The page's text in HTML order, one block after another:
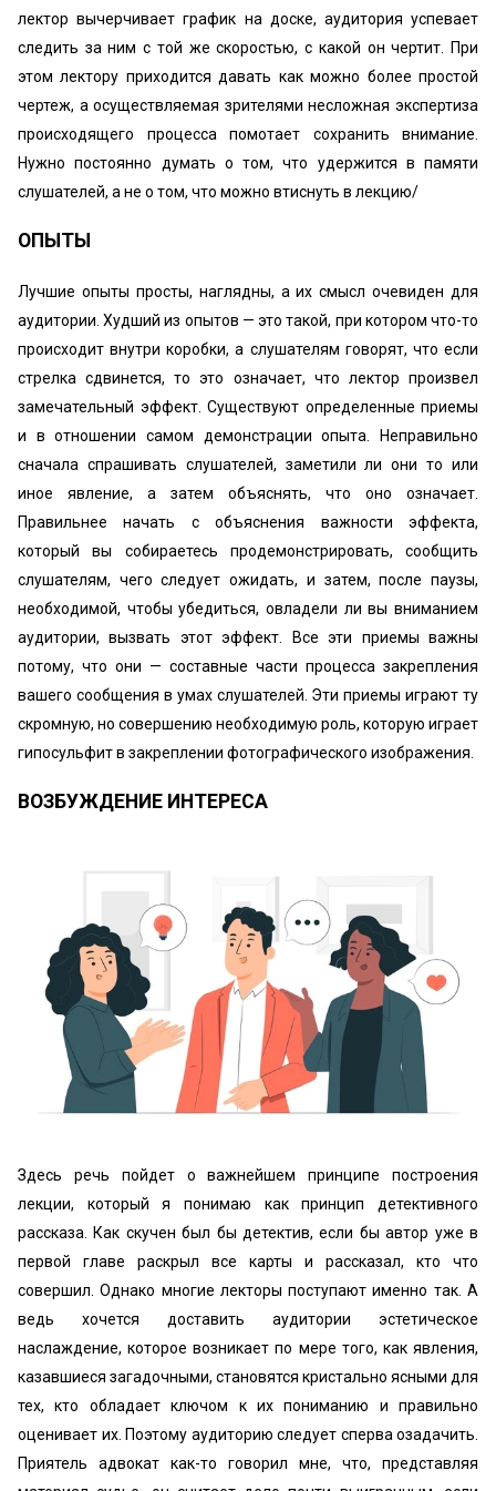
лектор вычерчивает график на доске, аудитория успевает
следить за ним с той же скоростью, с какой он чертит. При
этом лектору приходится давать как можно более простой
чертеж, а осуществляемая зрителями несложная экспертиза
происходящего процесса помотает сохранить внимание.
Нужно постоянно думать о том, что удержится в памяти
слушателей, а не о том, что можно втиснуть в лекцию/
ОПЫТЫ
Лучшие опыты просты, наглядны, а их смысл очевиден для
аудитории. Худший из опытов — это такой, при котором что-то
происходит внутри коробки, а слушателям говорят, что если
стрелка сдвинется, то это означает, что лектор произвел
замечательный эффект. Существуют определенные приемы
и в отношении самом демонстрации опыта. Неправильно
сначала спрашивать слушателей, заметили ли они то или
иное явление, а затем объяснять, что оно означает.
Правильнее начать с объяснения важности эффекта,
который вы собираетесь продемонстрировать, сообщить
слушателям, чего следует ожидать, и затем, после паузы,
необходимой, чтобы убедиться, овладели ли вы вниманием
аудитории, вызвать этот эффект. Все эти приемы важны
потому, что они — составные части процесса закрепления
вашего сообщения в умах слушателей. Эти приемы играют ту
скромную, но совершению необходимую роль, которую играет
гипосульфит в закреплении фотографического изображения.
ВОЗБУЖДЕНИЕ ИНТЕРЕСА
Здесь речь пойдет о важнейшем принципе построения
лекции, который я понимаю как принцип детективного
рассказа. Как скучен был бы детектив, если бы автор уже в
первой главе раскрыл все карты и рассказал, кто что
совершил. Однако многие лекторы поступают именно так. А
ведь хочется доставить аудитории эстетическое
наслаждение, которое возникает по мере того, как явления,
казавшиеся загадочными, становятся кристально ясными для
тех, кто обладает ключом к их пониманию и правильно
оценивает их. Поэтому аудиторию следует сперва озадачить.
Приятель адвокат как-то говорил мне, что, представляя